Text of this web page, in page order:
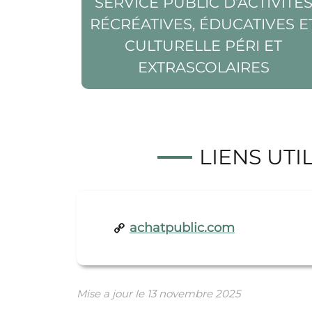
RÉCRÉATIVES, ÉDUCATIVES
CULTURELLE PÉRI ET
EXTRASCOLAIRES
LIENS
achatpublic.com
Mise a jour le 13 novembre 2025